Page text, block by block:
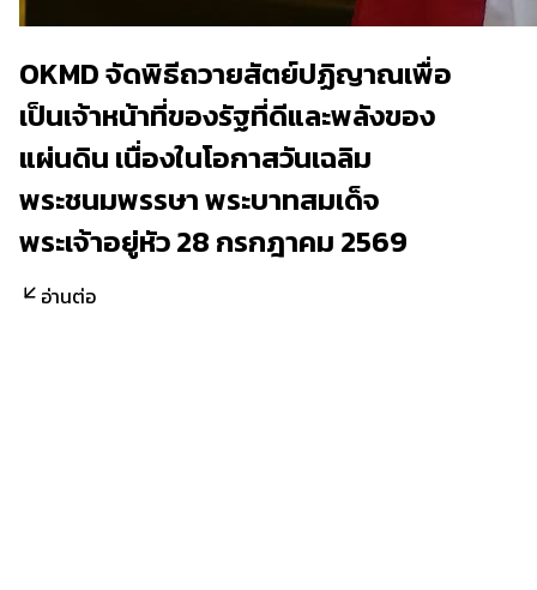
OKMD จัดพิธีถวายสัตย์ปฏิญาณเพื่อ
เป็นเจ้าหน้าที่ของรัฐที่ดีและพลังของ
แผ่นดิน เนื่องในโอกาสวันเฉลิม
พระชนมพรรษา พระบาทสมเด็จ
พระเจ้าอยู่หัว 28 กรกฎาคม 2569
อ่านต่อ